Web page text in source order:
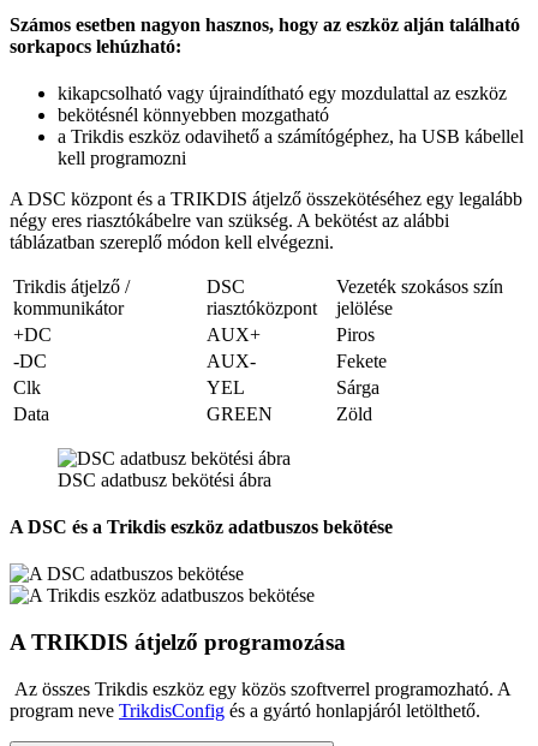
Számos esetben nagyon hasznos, hogy az eszköz alján található
sorkapocs lehúzható:
kikapcsolható vagy újraindítható egy mozdulattal az eszköz
bekötésnél könnyebben mozgatható
a Trikdis eszköz odavihető a számítógéphez, ha USB kábellel
kell programozni
A DSC központ és a TRIKDIS átjelző összekötéséhez egy legalább
négy eres riasztókábelre van szükség. A bekötést az alábbi
táblázatban szereplő módon kell elvégezni.
Trikdis átjelző /
kommunikátor
DSC
riasztóközpont
Vezeték szokásos szín
jelölése
+DC
AUX+
Piros
-DC
AUX-
Fekete
Clk
YEL
Sárga
Data
GREEN Zöld
DSC adatbusz bekötési ábra
A DSC és a Trikdis eszköz adatbuszos bekötése
A TRIKDIS átjelző programozása
Az összes Trikdis eszköz egy közös szoftverrel programozható. A
program neve TrikdisConfig és a gyártó honlapjáról letölthető.